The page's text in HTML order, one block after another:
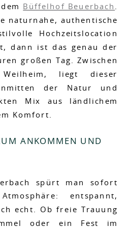
Büffelhof Beuerbach
naturnahe, authentische
Hochzeitslocation
dann ist das genau der
großen Tag. Zwischen
liegt dieser
der Natur und
Mix aus ländlichem
Komfort.
ANKOMMEN UND
spürt man sofort
entspannt,
echt. Ob freie Trauung
oder ein Fest im